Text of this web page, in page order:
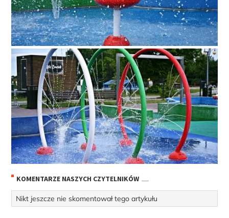
KOMENTARZE NASZYCH CZYTELNIKÓW
Nikt jeszcze nie skomentował tego artykułu